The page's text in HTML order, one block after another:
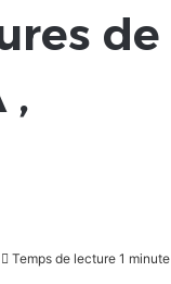
de
,
Temps de lecture 1 minute